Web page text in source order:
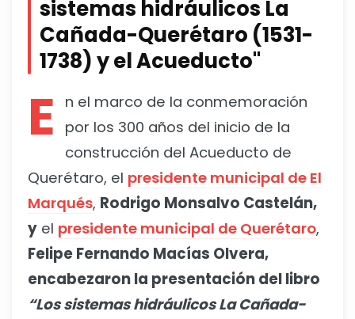
sistemas hidráulicos La
Cañada-Querétaro (1531-
1738) y el Acueducto"
E
n el marco de la conmemoración
por los 300 años del inicio de la
construcción del Acueducto de
Querétaro, el presidente municipal de El
Marqués, Rodrigo Monsalvo Castelán,
y el presidente municipal de Querétaro,
Felipe Fernando Macías Olvera,
encabezaron la presentación del libro
“Los sistemas hidráulicos La Cañada-